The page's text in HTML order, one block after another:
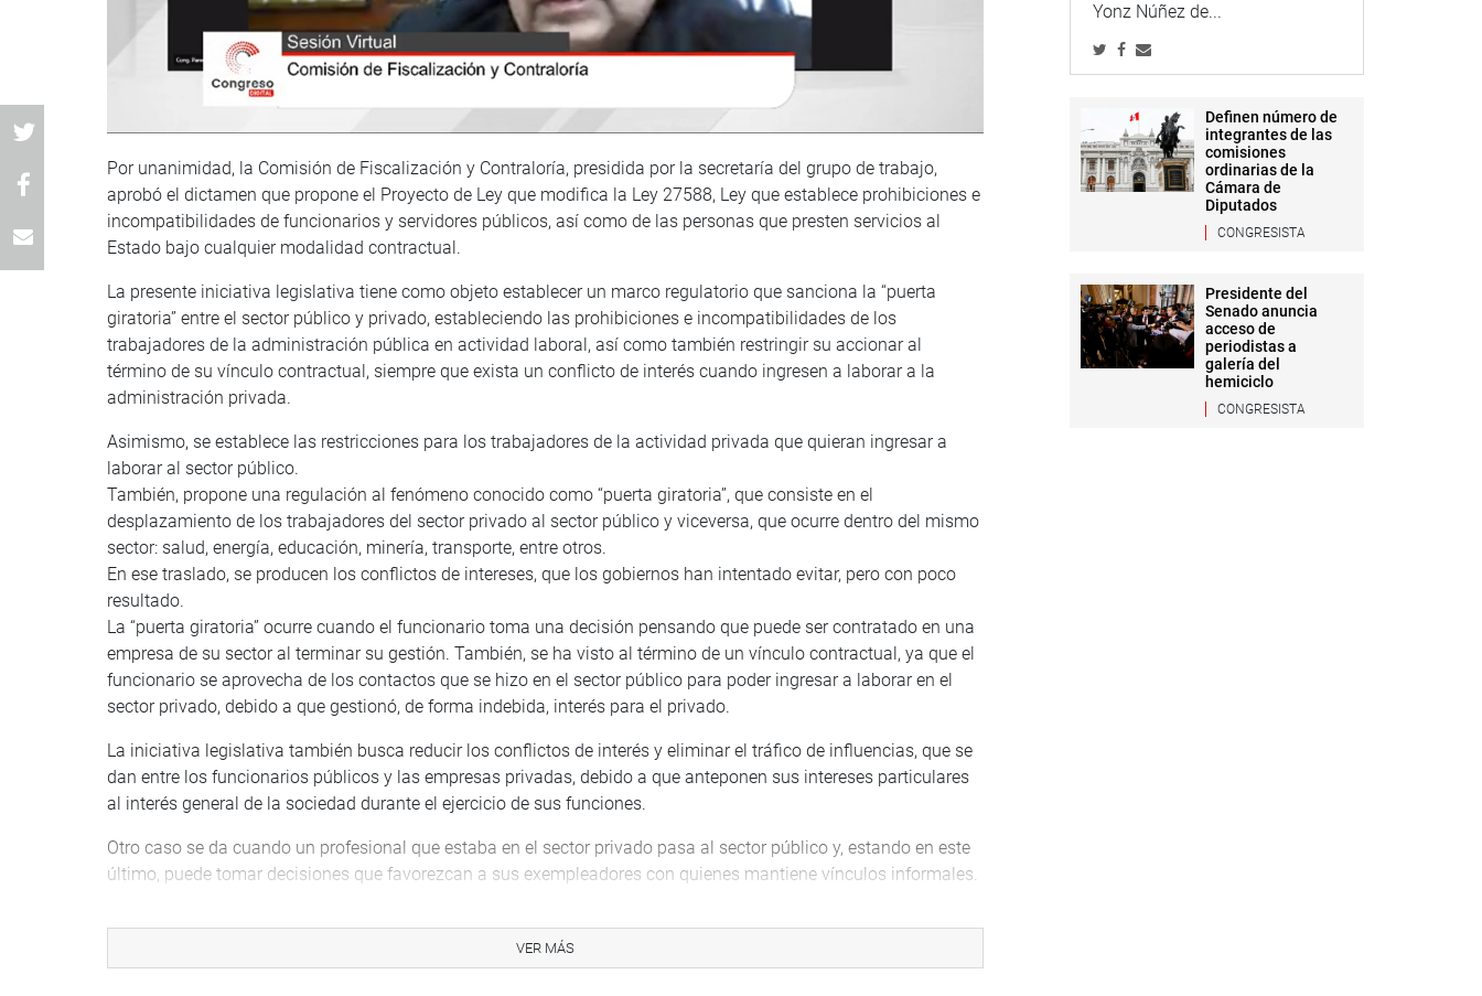
Por unanimidad, la Comisión de Fiscalización y Contraloría, presidida por la secretaría del grupo de trabajo,
aprobó el dictamen que propone el Proyecto de Ley que modifica la Ley 27588, Ley que establece prohibiciones e
incompatibilidades de funcionarios y servidores públicos, así como de las personas que presten servicios al
Estado bajo cualquier modalidad contractual.
La presente iniciativa legislativa tiene como objeto establecer un marco regulatorio que sanciona la “puerta
giratoria” entre el sector público y privado, estableciendo las prohibiciones e incompatibilidades de los
trabajadores de la administración pública en actividad laboral, así como también restringir su accionar al
término de su vínculo contractual, siempre que exista un conflicto de interés cuando ingresen a laborar a la
administración privada.
Asimismo, se establece las restricciones para los trabajadores de la actividad privada que quieran ingresar a
laborar al sector público.
También, propone una regulación al fenómeno conocido como “puerta giratoria”, que consiste en el
desplazamiento de los trabajadores del sector privado al sector público y viceversa, que ocurre dentro del mismo
sector: salud, energía, educación, minería, transporte, entre otros.
En ese traslado, se producen los conflictos de intereses, que los gobiernos han intentado evitar, pero con poco
resultado.
La “puerta giratoria” ocurre cuando el funcionario toma una decisión pensando que puede ser contratado en una
empresa de su sector al terminar su gestión. También, se ha visto al término de un vínculo contractual, ya que el
funcionario se aprovecha de los contactos que se hizo en el sector público para poder ingresar a laborar en el
sector privado, debido a que gestionó, de forma indebida, interés para el privado.
La iniciativa legislativa también busca reducir los conflictos de interés y eliminar el tráfico de influencias, que se
dan entre los funcionarios públicos y las empresas privadas, debido a que anteponen sus intereses particulares
al interés general de la sociedad durante el ejercicio de sus funciones.
Otro caso se da cuando un profesional que estaba en el sector privado pasa al sector público y, estando en este
último, puede tomar decisiones que favorezcan a sus exempleadores con quienes mantiene vínculos informales.
Previamente, la comisión aprobó, por unanimidad, el informe final del grupo de trabajo encargado de investigar
el crimen organizado relacionado al tráfico de tierras en Arequipa.
VER MÁS
Yonz Núñez de...
Definen número de
integrantes de las
comisiones
ordinarias de la
Cámara de
Diputados
CONGRESISTA
Presidente del
Senado anuncia
acceso de
periodistas a
galería del
hemiciclo
CONGRESISTA